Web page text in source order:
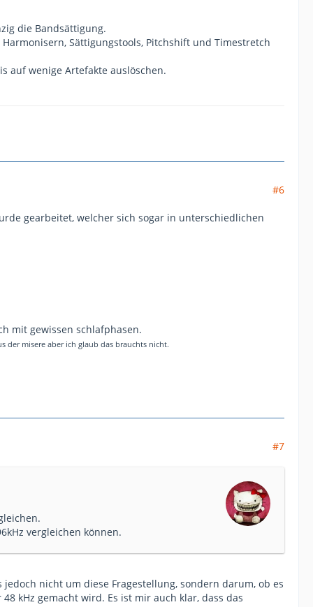
die Bandsättigung.
Sättigungstools, Pitchshift und Timestretch
auf wenige Artefakte auslöschen.
#6
gearbeitet, welcher sich sogar in unterschiedlichen
mit gewissen schlafphasen.
der misere aber ich glaub das brauchts nicht.
#7
vergleichen können.
nicht um diese Fragestellung, sondern darum, ob es
kHz gemacht wird. Es ist mir auch klar, dass das